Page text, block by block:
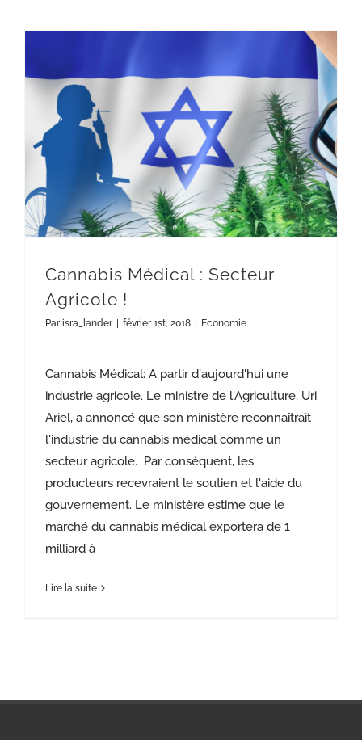
Cannabis Médical : Secteur
Agricole !
Parisra_lander | février 1st, 2018 | Economie
Cannabis Médical: A partir d'aujourd'hui une
industrie agricole. Le ministre de l'Agriculture, Uri
Ariel, a annoncé que son ministère reconnaîtrait
l'industrie du cannabis médical comme un
secteur agricole. Par conséquent, les
producteurs recevraient le soutien et l'aide du
gouvernement. Le ministère estime que le
marché du cannabis médical exportera de 1
milliard à
Lire la suite